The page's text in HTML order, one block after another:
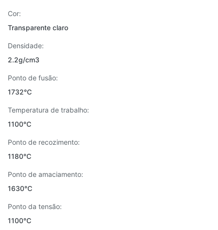
Cor:
Transparente claro
Densidade:
2.2g/cm3
Ponto de fusão:
1732℃
Temperatura de trabalho:
1100℃
Ponto de recozimento:
1180℃
Ponto de amaciamento:
1630℃
Ponto da tensão:
1100℃